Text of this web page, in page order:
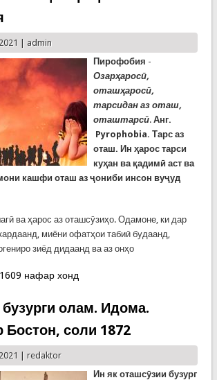
| admin
Пирофобия -
Озарҳаросӣ,
оташҳаросӣ,
тарсидан аз оташ,
оташтарсӣ. Анг.
Pyrophobia. Тарс аз
оташ. Ин ҳарос тарси
куҳан ва қадимӣ аст ва
кашфи оташ аз ҷониби инсон вуҷуд
ва ҳарос аз оташсӯзиҳо. Одамоне, ки дар
миёни офатҳои табиӣ будаанд,
зиёд дидаанд ва аз онҳо
ду истилоҳ: Пирофобия ва Пиромания
1609 нафар хонд
олам. Идома.
Бостон, соли 1872
| redaktor
Ин як оташсӯзии бузург